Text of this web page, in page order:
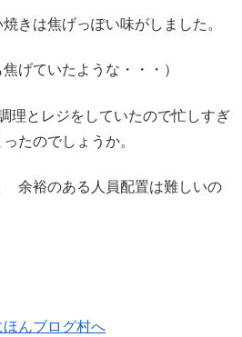
きは焦げっぽい味がしました。
げていたような・・・）
理とレジをしていたので忙しすぎ
たのでしょうか。
余裕のある人員配置は難しいの